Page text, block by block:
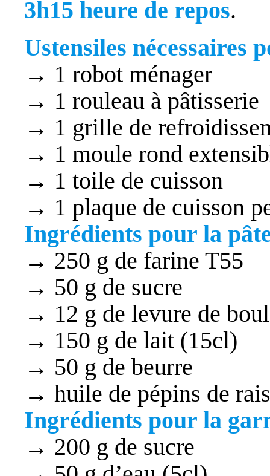
3h15 heure de repos.
Ustensiles nécessaires
→ 1 robot ménager
→ 1 rouleau à pâtisserie
→ 1 grille de
→ 1 moule rond
→ 1 toile de cuisson
→ 1 plaque de cuisson
Ingrédients pour la
→ 250 g de farine T55
→ 50 g de sucre
→ 12 g de levure de
→ 150 g de lait (15cl)
→ 50 g de beurre
→ huile de pépins de
Ingrédients pour la
→ 200 g de sucre